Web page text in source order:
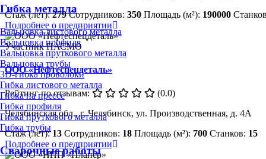
Гибка металла
Вальцовка листового металла
Вальцовка профиля
Вальцовка пруткового металла
Вальцовка трубы
3D-гибка проволоки
Гибка листового металла
Гибка на прессе
Гибка профиля
Гибка пруткового металла
Гибка трубы
Сварочные работы
Стаж (лет):279 Сотрудников: 350 Площадь (м²): 190000
Подробнее о предприятии
Участник НАСМО
ООО «Нефтеспецдеталь»
Рейтинг по отзывам:
(0.0)
Челябинская обл., г. Челябинск, ул. Производственная, д. 4А
Стаж (лет):13 Сотрудников: 18 Площадь (м²): 700 Станков: 15
Подробнее о предприятии